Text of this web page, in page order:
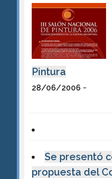
Pintura
28/06/2006 -
Se presentó
propuesta del